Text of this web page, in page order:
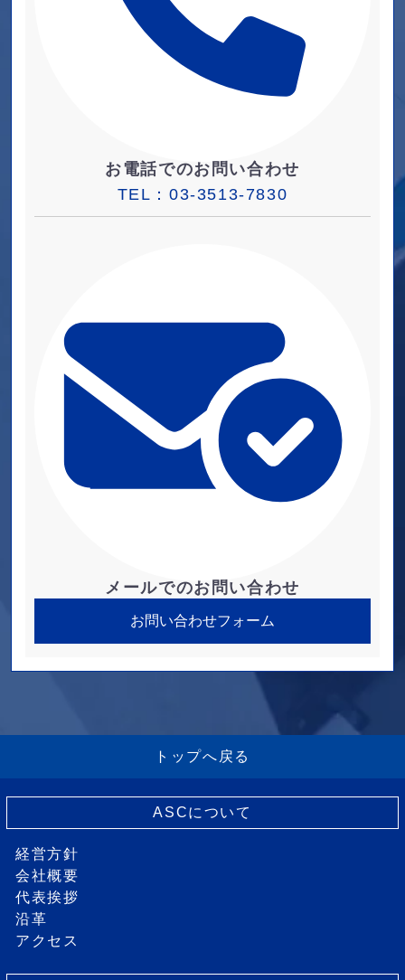
お電話でのお問い合わせ
TEL：03-3513-7830
メールでのお問い合わせ
お問い合わせフォーム
トップへ戻る
ASCについて
経営方針
会社概要
代表挨拶
沿革
アクセス